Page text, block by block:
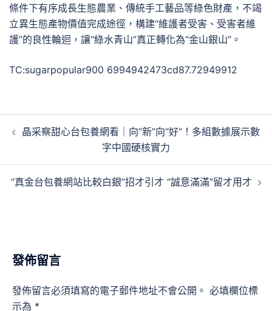
條件下有序成長生態農業、傳統手工藝品等綠色財產，不竭
立異生態產物價值完成途徑，構建“維護者受害、受害者維
護”的良性輪迴，讓“綠水青山”真正轉化為“金山銀山”。
TC:sugarpopular900 6994942473cd87.72949912
章
晶采察甜心台包養網看｜向“新”向“好”！多組數據展示數
字中國硬核實力
“真金台包養網站比較白銀”招才引才 “誠意滿滿”留才用才
發佈留言
發佈留言必須填寫的電子郵件地址不會公開。 必填欄位標
示為 *